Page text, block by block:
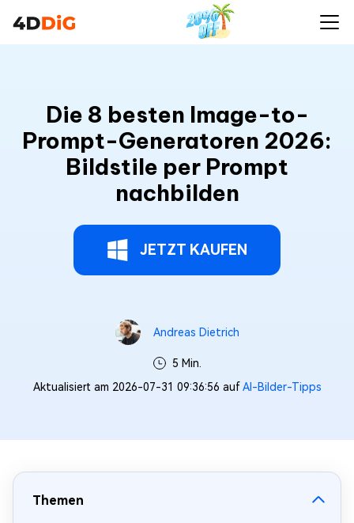
Die 8 besten Image-to-
Prompt-Generatoren 2026:
Bildstile per Prompt
nachbilden
JETZT KAUFEN
Andreas Dietrich
5 Min.
Aktualisiert am 2026-07-31 09:36:56 aufAI-Bilder-Tipps
Themen